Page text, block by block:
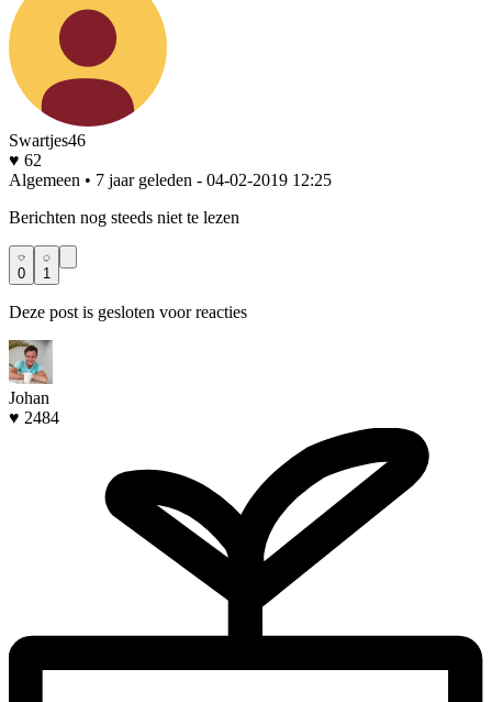
Swartjes46
♥ 62
Algemeen • 7 jaar geleden - 04-02-2019 12:25
Berichten nog steeds niet te lezen
0 1
Deze post is gesloten voor reacties
Johan
♥ 2484